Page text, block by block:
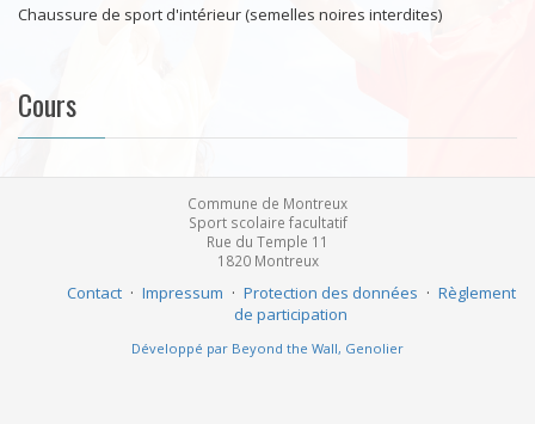
Chaussure de sport d'intérieur (semelles noires interdites)
Cours
Commune de Montreux
Sport scolaire facultatif
Rue du Temple 11
1820 Montreux
Contact · Impressum · Protection des données · Règlement
de participation
Développé par Beyond the Wall, Genolier